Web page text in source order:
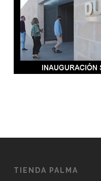
TIENDA PALMA